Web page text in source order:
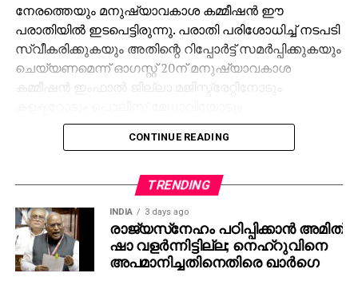
നേരത്തെയും മനുഷ്യാവകാശ കമ്മീഷന്‍ ഈ
പരാതിയില്‍ ഇടപെട്ടിരുന്നു. പരാതി പരിശോധിച്ച് നടപടി
സ്വീകരിക്കുകയും അതിന്റെ റിപ്പോര്‍ട്ട് സമര്‍പ്പിക്കുകയും
ചെയ്യണമെന്ന് ഓഗസ്റ്റ് 20ന് മനുഷ്യാവകാശ
കമ്മീഷന്‍ ഇംഫാല്‍ ജില്ലാ മജിസ്ട്രേറ്റിനോടും
ആവശ്യപ്പെട്ടിരുന്നു. സെപ്റ്റംബര്‍ ഒമ്പതിനാണ്
ഇംഫാല്‍ പൊലീസ് മേധാവി മനുഷ്യാവകാശ കമ്മീഷന്
പരിധിയില്‍ അല്ലെന്നും കാങ്പോക്പി ജില്ലയുടെ
പൊലീസ് മേധാവിയുടെ മറുപടി.
CONTINUE READING
TRENDING
INDIA 3 days ago
രാജ്യസ്‌നേഹം പഠിപ്പിക്കാന്‍ അമിത്
ഷാ വളര്‍ന്നിട്ടില്ല; നെഹ്‌റുവിനെ
അപമാനിച്ചതിനെതിരെ ഖാര്‍ഗെ